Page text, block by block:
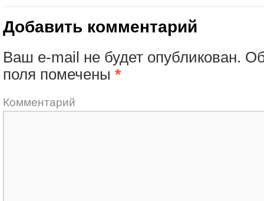
Добавить комментарий
Ваш e-mail не будет опубликован.
поля помечены *
Комментарий